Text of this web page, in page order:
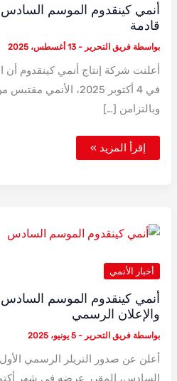
أنمي كينقدوم الموسم
قادمة
بواسطة فريق التحرير - 13 أغسطس، 2025
أعلنت شركة إنتاج أنمي كينقدوم
في 4 أكتوبر 2025،
وبالتزامن […]
أنمي
كينقدوم
إقرأ المزيد »
أخبار الأنمي
أنمي كينقدوم الموسم
والإعلان الرسمي
بواسطة فريق التحرير - 5 يونيو، 2025
أعلن عن صدور التريلر الرسمي